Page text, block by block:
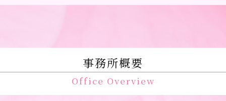
事務所概要
Office Overview